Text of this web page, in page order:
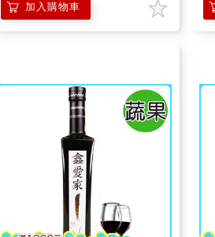
加入購物車